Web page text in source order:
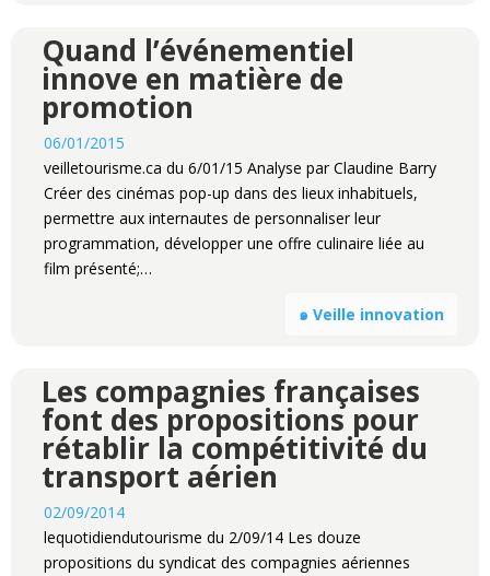
Quand l’événementiel
innove en matière de
promotion
06/01/2015
veilletourisme.ca du 6/01/15 Analyse par Claudine Barry
Créer des cinémas pop-up dans des lieux inhabituels,
permettre aux internautes de personnaliser leur
programmation, développer une offre culinaire liée au
film présenté;…
๑ Veille innovation
Les compagnies françaises
font des propositions pour
rétablir la compétitivité du
transport aérien
02/09/2014
lequotidiendutourisme du 2/09/14 Les douze
propositions du syndicat des compagnies aériennes